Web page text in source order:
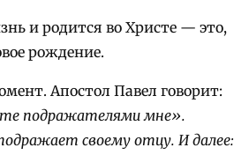
и родится во Христе — это,
рождение.
Апостол Павел говорит:
подражателями мне».
своему отцу. И далее: